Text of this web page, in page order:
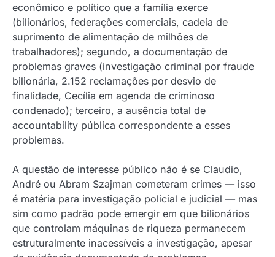
econômico e político que a família exerce
(bilionários, federações comerciais, cadeia de
suprimento de alimentação de milhões de
trabalhadores); segundo, a documentação de
problemas graves (investigação criminal por fraude
bilionária, 2.152 reclamações por desvio de
finalidade, Cecília em agenda de criminoso
condenado); terceiro, a ausência total de
accountability pública correspondente a esses
problemas.
A questão de interesse público não é se Claudio,
André ou Abram Szajman cometeram crimes — isso
é matéria para investigação policial e judicial — mas
sim como padrão pode emergir em que bilionários
que controlam máquinas de riqueza permanecem
estruturalmente inacessíveis a investigação, apesar